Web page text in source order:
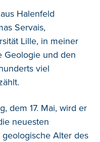
Halenfeld
Servais,
Lille, in meiner
Geologie und den
viel
dem 17. Mai, wird er
neuesten
geologische Alter des